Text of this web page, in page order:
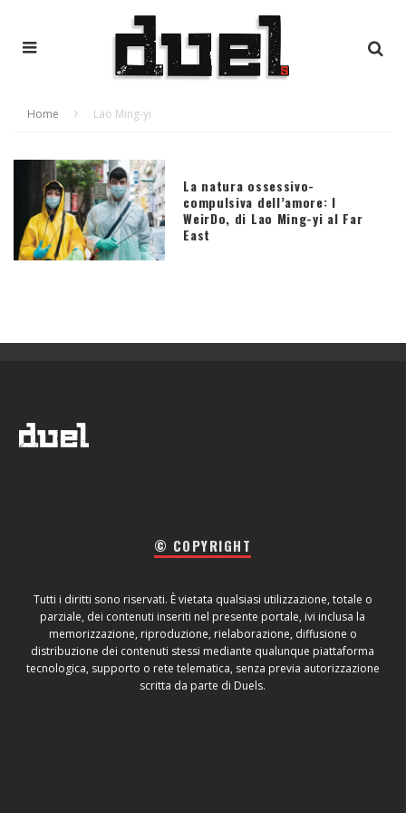
Home Lao Ming-yi
La natura ossessivo-
compulsiva dell’amore: I
WeirDo, di Lao Ming-yi al Far
East
© COPYRIGHT
Tutti i diritti sono riservati. È vietata qualsiasi utilizzazione, totale o
parziale, dei contenuti inseriti nel presente portale, ivi inclusa la
memorizzazione, riproduzione, rielaborazione, diffusione o
distribuzione dei contenuti stessi mediante qualunque piattaforma
tecnologica, supporto o rete telematica, senza previa autorizzazione
scritta da parte di Duels.